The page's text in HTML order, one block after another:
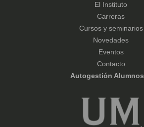
El Instituto
Carreras
Cursos y seminarios
Novedades
Eventos
Contacto
Autogestión Alumnos